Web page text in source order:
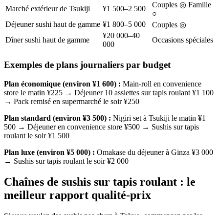
Marché extérieur de Tsukiji
¥1 500–2 500
Couples ◎ Famille
○
Déjeuner sushi haut de gamme ¥1 800–5 000
Couples ◎
Dîner sushi haut de gamme
¥20 000–40
000
Occasions spéciales
Exemples de plans journaliers par budget
Plan économique (environ ¥1 600) : Main-roll en convenience
store le matin ¥225 → Déjeuner 10 assiettes sur tapis roulant ¥1 100
→ Pack remisé en supermarché le soir ¥250
Plan standard (environ ¥3 500) : Nigiri set à Tsukiji le matin ¥1
500 → Déjeuner en convenience store ¥500 → Sushis sur tapis
roulant le soir ¥1 500
Plan luxe (environ ¥5 000) : Omakase du déjeuner à Ginza ¥3 000
→ Sushis sur tapis roulant le soir ¥2 000
Chaînes de sushis sur tapis roulant : le
meilleur rapport qualité-prix